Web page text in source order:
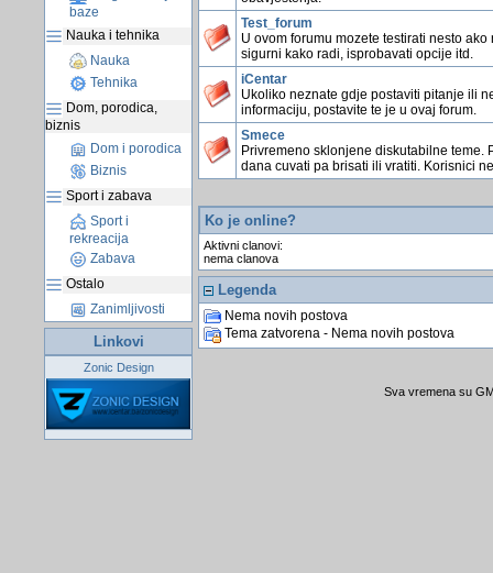
baze
Nauka i tehnika
Nauka
Tehnika
Dom, porodica,
biznis
Dom i porodica
Biznis
Sport i zabava
Sport i
rekreacija
Zabava
Ostalo
Zanimljivosti
Linkovi
Zonic Design
Test_forum
U ovom forumu mozete testirati nesto ako
sigurni kako radi, isprobavati opcije itd.
iCentar
Ukoliko neznate gdje postaviti pitanje ili
informaciju, postavite te je u ovaj forum.
Smece
Privremeno sklonjene diskutabilne teme.
dana cuvati pa brisati ili vratiti. Korisnici
Ko je online?
Aktivni clanovi:
nema clanova
Legenda
Nema novih postova
Tema zatvorena - Nema novih postova
Sva vremena su